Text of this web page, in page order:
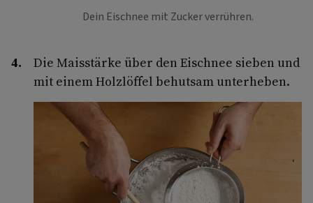
Dein Eischnee mit Zucker verrühren.
Die Maisstärke über den Eischnee sieben und
mit einem Holzlöffel behutsam unterheben.